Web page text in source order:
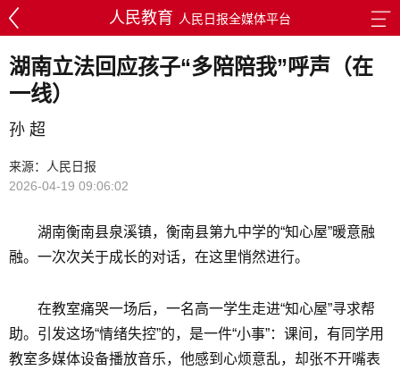
人民教育 人民日报全媒体平台
湖南立法回应孩子“多陪陪我”呼声（在
一线）
孙 超
来源：人民日报
2026-04-19 09:06:02
湖南衡南县泉溪镇，衡南县第九中学的“知心屋”暖意融
融。一次次关于成长的对话，在这里悄然进行。
在教室痛哭一场后，一名高一学生走进“知心屋”寻求帮
助。引发这场“情绪失控”的，是一件“小事”：课间，有同学用
教室多媒体设备播放音乐，他感到心烦意乱，却张不开嘴表